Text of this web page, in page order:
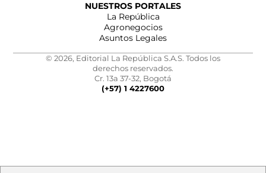
NUESTROS PORTALES
La República
Agronegocios
Asuntos Legales
© 2026, Editorial La República S.A.S. Todos los
derechos reservados.
Cr. 13a 37-32, Bogotá
(+57) 1 4227600